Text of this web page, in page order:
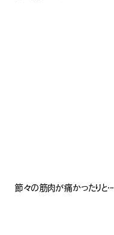
節々の筋肉が痛かったりと・・・